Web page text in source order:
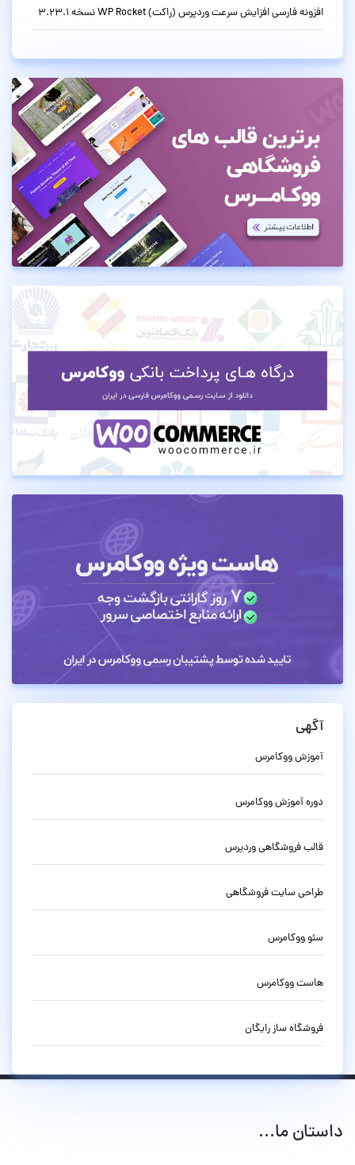
افزونه فارسی افزایش سرعت وردپرس (راکت) WP Rocket نسخه 3.23.1
آگهی
آموزش ووکامرس
دوره آموزش ووکامرس
قالب فروشگاهی وردپرس
طراحی سایت فروشگاهی
سئو ووکامرس
هاست ووکامرس
فروشگاه ساز رایگان
ما...